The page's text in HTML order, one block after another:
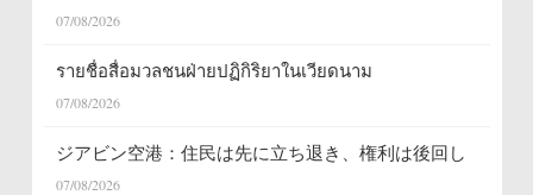
07/08/2026
รายชื่อสื่อมวลชนฝ่ายปฏิกิริยาในเวียดนาม
07/08/2026
ジアビン空港：住民は先に立ち退き、権利は後回し
07/08/2026